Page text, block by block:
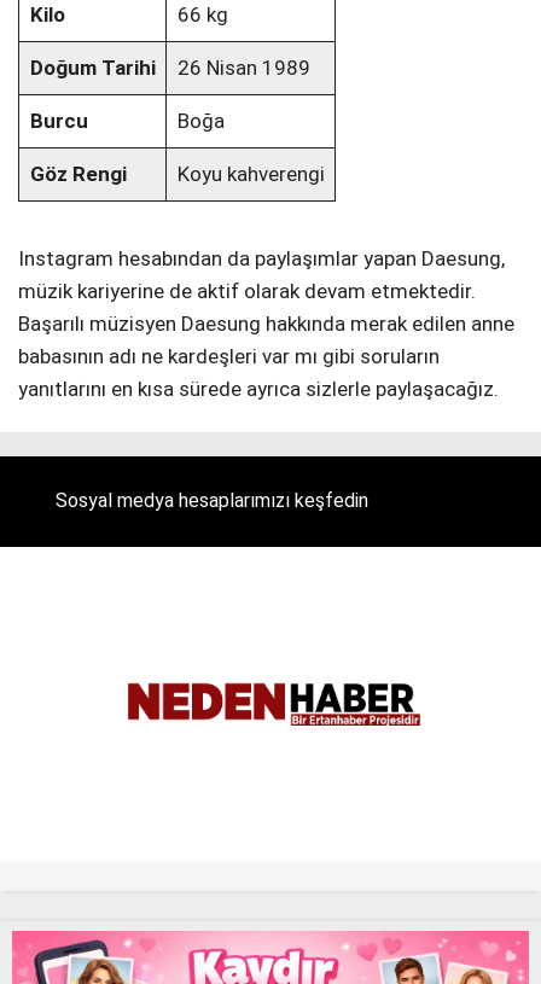
Kilo 66 kg
Doğum Tarihi 26 Nisan 1989
Burcu Boğa
Göz Rengi Koyu kahverengi
Instagram hesabından da paylaşımlar yapan Daesung,
müzik kariyerine de aktif olarak devam etmektedir.
Başarılı müzisyen Daesung hakkında merak edilen anne
babasının adı ne kardeşleri var mı gibi soruların
yanıtlarını en kısa sürede ayrıca sizlerle paylaşacağız.
Sosyal medya hesaplarımızı keşfedin